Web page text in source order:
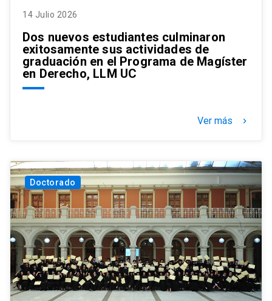
14 Julio 2026
Dos nuevos estudiantes culminaron
exitosamente sus actividades de
graduación en el Programa de Magíster
en Derecho, LLM UC
Ver más keyboard_arrow_right
Doctorado